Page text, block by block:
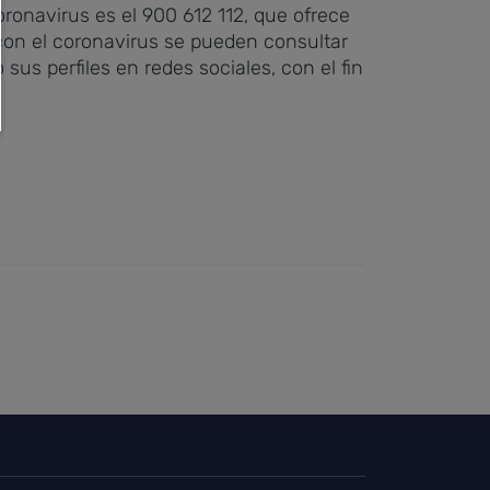
es el 900 612 112, que ofrece
el coronavirus se pueden consultar
perfiles en redes sociales, con el fin